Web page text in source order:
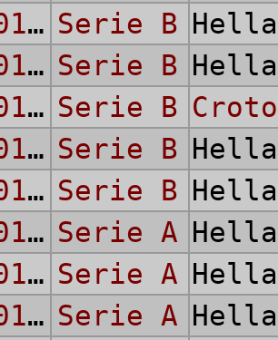
2011
2011/12 Serie B
2011
2011/12 Serie B
2012
2012/13 Serie B
2012
2012/13 Serie B
2013
2012/13 Serie B
2014
2014/15 Serie A
2015
2014/15 Serie A
2016
2015/16 Serie A